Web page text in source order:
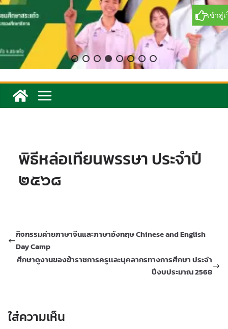
เข้าสู่
พิธีหล่อเทียนพรรษา ประจำปี
๒๕๖๘
กิจกรรมค่ายภาษาจีนและภาษาอังกฤษ Chinese and English
Day Camp
ศึกษาดูงานของข้าราชการครูเเละบุคลากรทางการศึกษา ประจำ
ปีงบประมาณ 2568
ใส่ความเห็น